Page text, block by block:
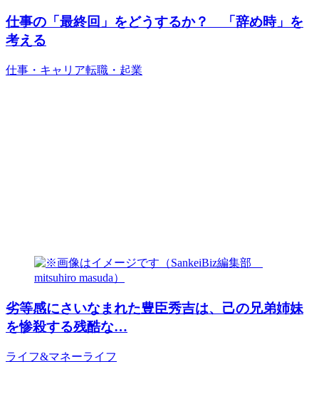
仕事の「最終回」をどうするか？ 「辞め時」を
考える
仕事・キャリア転職・起業
劣等感にさいなまれた豊臣秀吉は、己の兄弟姉妹
を惨殺する残酷な…
ライフ&マネーライフ